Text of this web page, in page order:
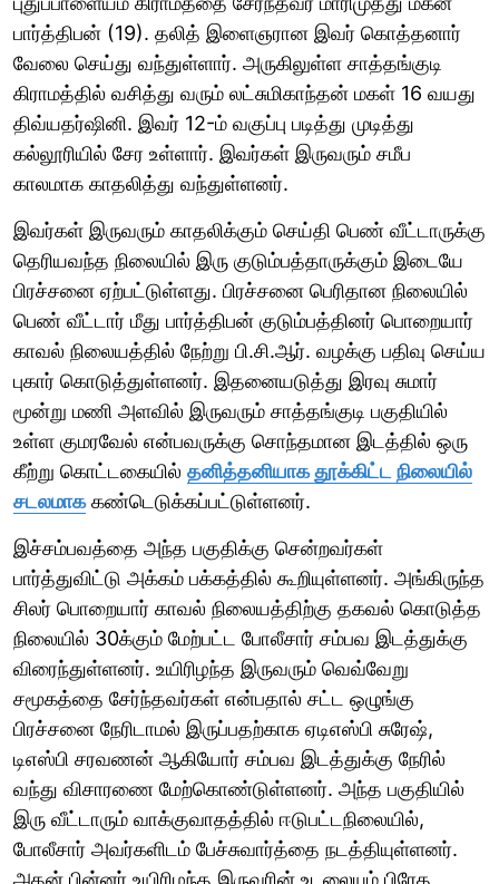
பார்த்திபன் (19). தலித் இளைஞரான இவர் கொத்தனார்
வேலை செய்து வந்துள்ளார். அருகிலுள்ள சாத்தங்குடி
கிராமத்தில் வசித்து வரும் லட்சுமிகாந்தன் மகள் 16 வயது
திவ்யதர்ஷினி. இவர் 12-ம் வகுப்பு படித்து முடித்து
கல்லூரியில் சேர உள்ளார். இவர்கள் இருவரும் சமீப
காலமாக காதலித்து வந்துள்ளனர்.
இவர்கள் இருவரும் காதலிக்கும் செய்தி பெண் வீட்டாருக்கு
தெரியவந்த நிலையில் இரு குடும்பத்தாருக்கும் இடையே
பிரச்சனை ஏற்பட்டுள்ளது. பிரச்சனை பெரிதான நிலையில்
பெண் வீட்டார் மீது பார்த்திபன் குடும்பத்தினர் பொறையார்
காவல் நிலையத்தில் நேற்று பி.சி.ஆர்.‌ வழக்கு பதிவு செய்ய
புகார் கொடுத்துள்ளனர். இதனையடுத்து இரவு சுமார்
மூன்று மணி அளவில் இருவரும் சாத்தங்குடி பகுதியில்
உள்ள குமரவேல் என்பவருக்கு சொந்தமான இடத்தில் ஒரு
கீற்று கொட்டகையில் தனித்தனியாக தூக்கிட்ட நிலையில்
சடலமாககண்டெடுக்கப்பட்டுள்ளனர்.
இச்சம்பவத்தை அந்த பகுதிக்கு சென்றவர்கள்
பார்த்துவிட்டு அக்கம் பக்கத்தில் கூறியுள்ளனர். அங்கிருந்த
சிலர் பொறையார் காவல் நிலையத்திற்கு தகவல் கொடுத்த
நிலையில் 30க்கும் மேற்பட்ட போலீசார் சம்பவ இடத்துக்கு
விரைந்துள்ளனர். உயிரிழந்த இருவரும் வெவ்வேறு
சமூகத்தை சேர்ந்தவர்கள் என்பதால் சட்ட ஒழுங்கு
பிரச்சனை நேரிடாமல் இருப்பதற்காக ஏடிஎஸ்பி சுரேஷ்,
டிஎஸ்பி சரவணன் ஆகியோர் சம்பவ இடத்துக்கு நேரில்
வந்து விசாரணை மேற்கொண்டுள்ளனர். அந்த பகுதியில்
இரு வீட்டாரும் வாக்குவாதத்தில் ஈடுபட்டநிலையில்,
போலீசார் அவர்களிடம் பேச்சுவார்த்தை நடத்தியுள்ளனர்.
அதன் பின்னர் உயிரிழந்த இருவரின் உடலையும் பிரேத